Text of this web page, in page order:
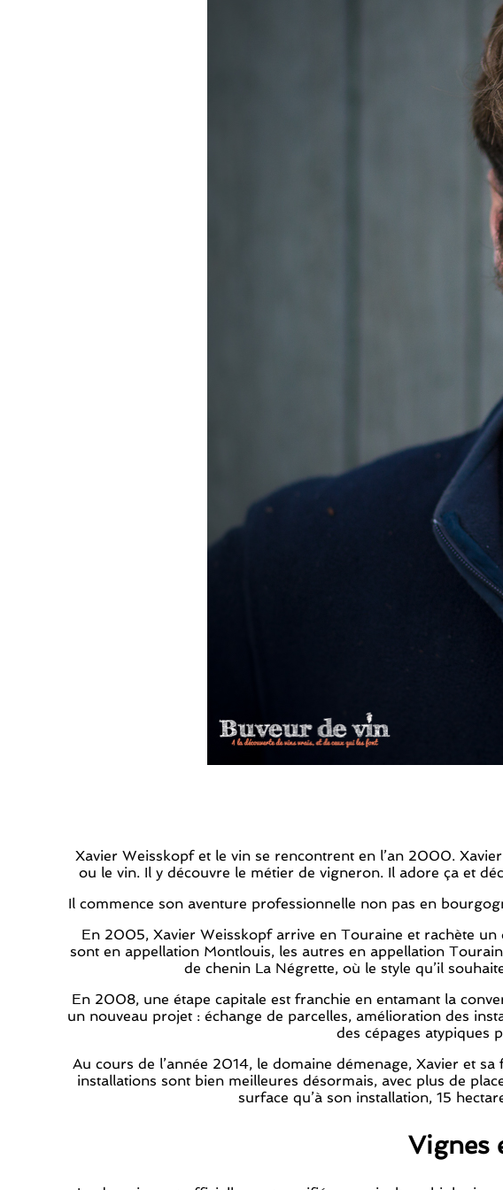
Xavier Weisskopf et le vin se rencontrent en l’an 2000.
ou le vin. Il y découvre le métier de vigneron. Il adore ça et
Il commence son aventure professionnelle non pas en
En 2005, Xavier Weisskopf arrive en Touraine et rachète un
sont en appellation Montlouis, les autres en appellation
de chenin La Négrette, où le style qu’il
En 2008, une étape capitale est franchie en entamant la
un nouveau projet : échange de parcelles, amélioration des
des cépages atypiques
Au cours de l’année 2014, le domaine démenage, Xavier et
installations sont bien meilleures désormais, avec plus de
surface qu’à son installation, 15
Vignes